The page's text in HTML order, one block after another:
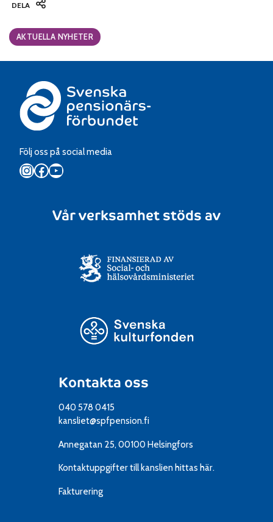
DELA
Categories:
AKTUELLA NYHETER
Följ oss på social media
Instagram
Facebook
YouTube
Kontakta oss
040 578 0415
kansliet@spfpension.fi
Annegatan 25, 00100 Helsingfors
Kontaktuppgifter till kanslien hittas här.
Fakturering
Vår verksamhet stöds av